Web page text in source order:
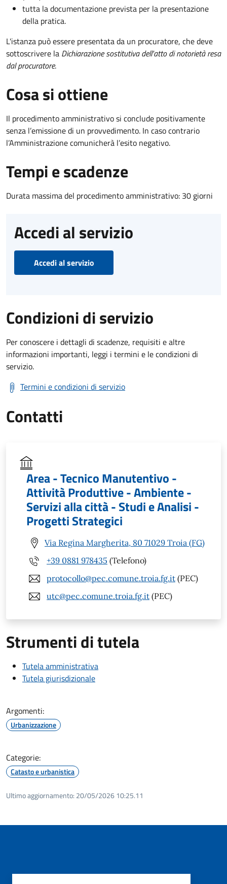
tutta la documentazione prevista per la presentazione
della pratica.
L'istanza può essere presentata da un procuratore, che deve
sottoscrivere la Dichiarazione sostitutiva dell'atto di notorietà resa
dal procuratore.
Cosa si ottiene
Il procedimento amministrativo si conclude positivamente
senza l’emissione di un provvedimento. In caso contrario
l’Amministrazione comunicherà l’esito negativo.
Tempi e scadenze
Durata massima del procedimento amministrativo: 30 giorni
Accedi al servizio
Accedi al servizio
Condizioni di servizio
Per conoscere i dettagli di scadenze, requisiti e altre
informazioni importanti, leggi i termini e le condizioni di
servizio.
Termini e condizioni di servizio
Contatti
Area - Tecnico Manutentivo -
Attività Produttive - Ambiente -
Servizi alla città - Studi e Analisi -
Progetti Strategici
Via Regina Margherita, 80 71029 Troia (FG)
+39 0881 978435 (Telefono)
protocollo@pec.comune.troia.fg.it (PEC)
utc@pec.comune.troia.fg.it (PEC)
Strumenti di tutela
Tutela amministrativa
Tutela giurisdizionale
Argomenti:
Urbanizzazione
Categorie:
Catasto e urbanistica
Ultimo aggiornamento: 20/05/2026 10:25.11